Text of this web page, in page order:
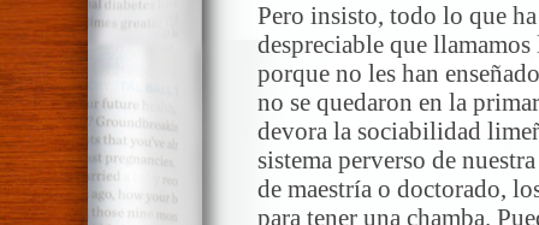
Pero insisto, todo lo que
despreciable que
porque no les han
no se quedaron en la
devora la sociabilidad
sistema perverso de
de maestría o doctorado,
para tener una chamba.